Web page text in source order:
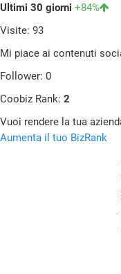
Ultimi 30 giorni +84%
Visite: 93
Mi piace ai contenuti
Follower: 0
Coobiz Rank: 2
Vuoi rendere la tua
Aumenta il tuo BizRank